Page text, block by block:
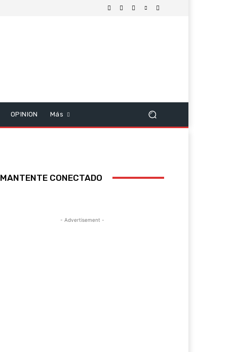
OPINION Más
MANTENTE CONECTADO
- Advertisement -